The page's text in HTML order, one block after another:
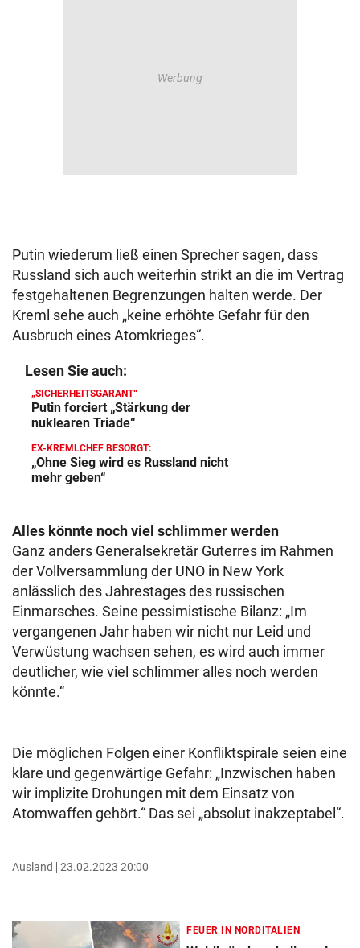
Putin wiederum ließ einen Sprecher sagen, dass
Russland sich auch weiterhin strikt an die im Vertrag
festgehaltenen Begrenzungen halten werde. Der
Kreml sehe auch „keine erhöhte Gefahr für den
Ausbruch eines Atomkrieges“.
Lesen Sie auch:
„SICHERHEITSGARANT“
Putin forciert „Stärkung der
nuklearen Triade“
EX-KREMLCHEF BESORGT:
„Ohne Sieg wird es Russland nicht
mehr geben“
Alles könnte noch viel schlimmer werden
Ganz anders Generalsekretär Guterres im Rahmen
der Vollversammlung der UNO in New York
anlässlich des Jahrestages des russischen
Einmarsches. Seine pessimistische Bilanz: „Im
vergangenen Jahr haben wir nicht nur Leid und
Verwüstung wachsen sehen, es wird auch immer
deutlicher, wie viel schlimmer alles noch werden
könnte.“
Die möglichen Folgen einer Konfliktspirale seien eine
klare und gegenwärtige Gefahr: „Inzwischen haben
wir implizite Drohungen mit dem Einsatz von
Atomwaffen gehört.“ Das sei „absolut inakzeptabel“.
Ausland 23.02.2023 20:00
FEUER IN NORDITALIEN